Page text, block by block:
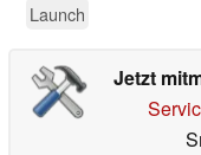
Launch
Jetzt